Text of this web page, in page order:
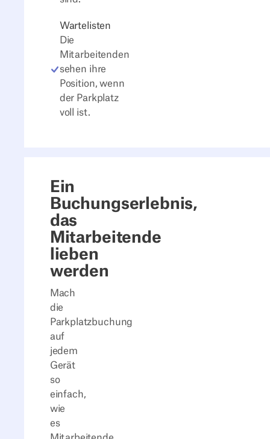
Wartelisten
Die
Mitarbeitenden
sehen ihre
Position, wenn
der Parkplatz
voll ist.
Ein
Buchungserlebnis,
das
Mitarbeitende
lieben
werden
Mach
die
Parkplatzbuchung
auf
jedem
Gerät
so
einfach,
wie
es